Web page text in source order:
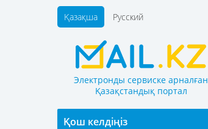
Қазақша Русский
Электронды сервиске арналған
Қазақстандық портал
Қош келдіңіз